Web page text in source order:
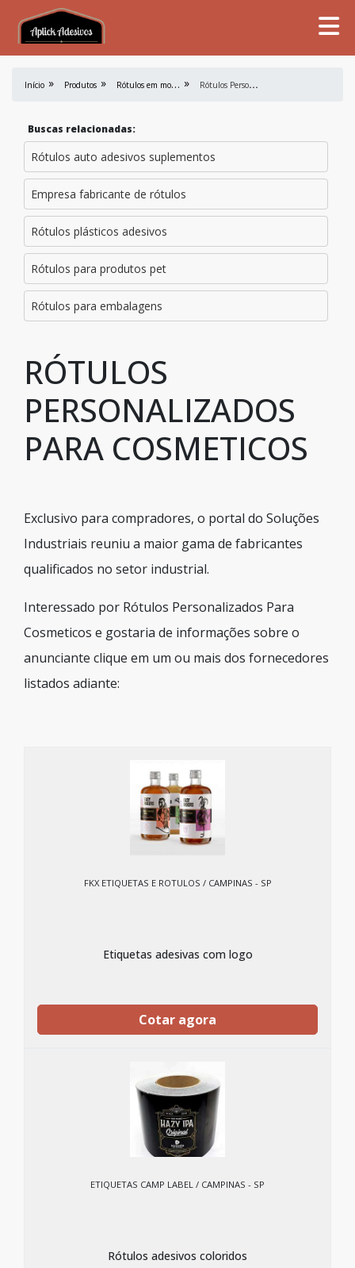
Início Produtos R
ótulos em mold label R
ótulos Personalizados Para Cosmeticos
Buscas relacionadas:
Rótulos auto adesivos suplementos
Empresa fabricante de rótulos
Rótulos plásticos adesivos
Rótulos para produtos pet
Rótulos para embalagens
RÓTULOS
PERSONALIZADOS
PARA COSMETICOS
Exclusivo para compradores, o portal do Soluções
Industriais reuniu a maior gama de fabricantes
qualificados no setor industrial.
Interessado por Rótulos Personalizados Para
Cosmeticos e gostaria de informações sobre o
anunciante clique em um ou mais dos fornecedores
listados adiante:
FKX ETIQUETAS E ROTULOS / CAMPINAS - SP
Etiquetas adesivas com logo
Cotar agora
ETIQUETAS CAMP LABEL / CAMPINAS - SP
Rótulos adesivos coloridos